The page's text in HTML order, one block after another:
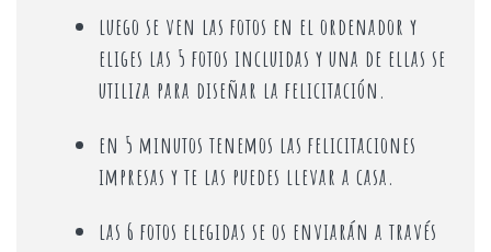
luego se ven las fotos en el ordenador y
eliges las 5 fotos incluidas y una de ellas se
utiliza para diseñar la felicitación.
en 5 minutos tenemos las felicitaciones
impresas y te las puedes llevar a casa.
las 6 fotos elegidas se os enviarán a través